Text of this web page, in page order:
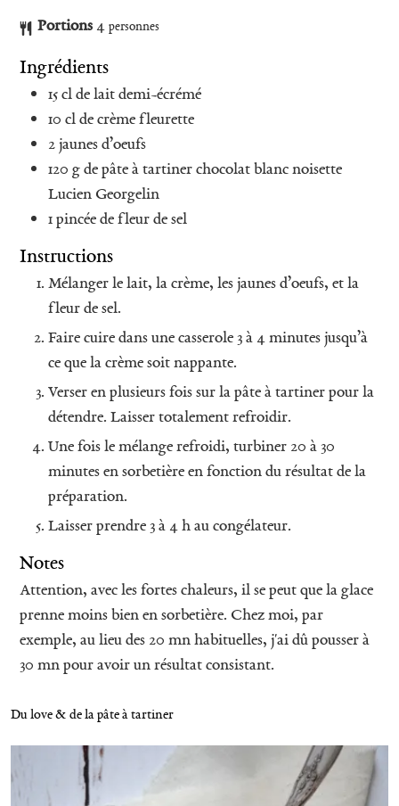
Portions 4 personnes
Ingrédients
15clde lait demi-écrémé
10 clde crème fleurette
2jaunes d’oeufs
120 gde pâte à tartiner chocolat blanc noisette
Lucien Georgelin
1pincée de fleur de sel
Instructions
Mélanger le lait, la crème, les jaunes d’oeufs, et la
fleur de sel.
Faire cuire dans une casserole 3 à 4 minutes jusqu’à
ce que la crème soit nappante.
Verser en plusieurs fois sur la pâte à tartiner pour la
détendre. Laisser totalement refroidir.
Une fois le mélange refroidi, turbiner 20 à 30
minutes en sorbetière en fonction du résultat de la
préparation.
Laisser prendre 3 à 4 h au congélateur.
Notes
Attention, avec les fortes chaleurs, il se peut que la glace
prenne moins bien en sorbetière. Chez moi, par
exemple, au lieu des 20 mn habituelles, j'ai dû pousser à
30 mn pour avoir un résultat consistant.
Du love & de la pâte à tartiner